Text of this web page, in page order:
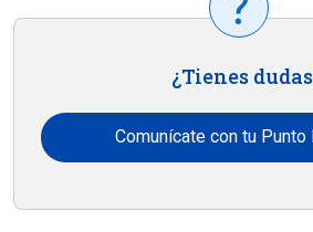
¿Tienes
Comunícate con tu Punto